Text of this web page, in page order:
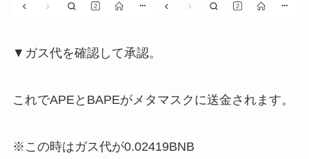
▼ガス代を確認して承認。
これでAPEとBAPEがメタマスクに送金されます。
※この時はガス代が0.02419BNB